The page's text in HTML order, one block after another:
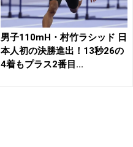
男子110mH・村竹ラシッド 日
本人初の決勝進出！13秒26の
4着もプラス2番目...